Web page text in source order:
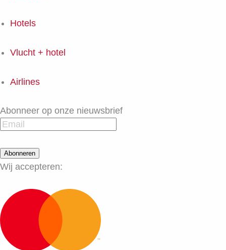
Hotels
Vlucht + hotel
Airlines
Abonneer op onze nieuwsbrief
Abonneren
Wij accepteren: